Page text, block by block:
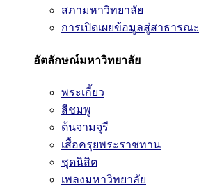
สภามหาวิทยาลัย
การเปิดเผยข้อมูลสู่สาธารณะ
อัตลักษณ์มหาวิทยาลัย
พระเกี้ยว
สีชมพู
ต้นจามจุรี
เสื้อครุยพระราชทาน
ชุดนิสิต
เพลงมหาวิทยาลัย